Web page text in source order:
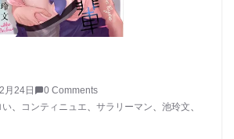
月24日
0 Comments
い コンティニュエ サラリーマン 池玲文